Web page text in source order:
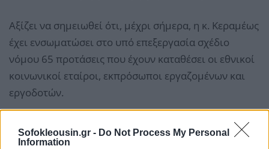
Sofokleousin.gr - Do Not Process My Personal
Information
Αξίζει να σημειωθεί ότι, μέχρι σήμερα, η κ. Κεραμέως
έχει ενσωματώσει στο υπό επεξεργασία σχέδιο
νόμου 65 προτάσεις που έχουν καταθέσει οι εθνικοί
κοινωνικοί εταίροι, εκπρόσωποι εργαζομένων και
εργοδοτών.
Παράλληλα, στο νομοσχέδιο προβλέπονται, μεταξύ
άλλων, διατάξεις που προβλέπουν: